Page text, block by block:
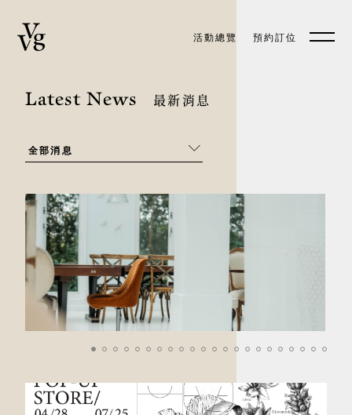
活動總覽 預約訂位
預約訂位 EN
Latest News 最新消息